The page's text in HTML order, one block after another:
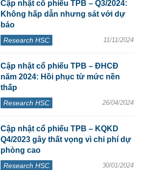
Cập nhật cổ phiếu TPB – Q3/2024:
Không hấp dẫn nhưng sát với dự
báo
Research HSC 11/11/2024
Cập nhật cổ phiếu TPB – ĐHCĐ
năm 2024: Hồi phục từ mức nền
thấp
Research HSC 26/04/2024
Cập nhật cổ phiếu TPB – KQKD
Q4/2023 gây thất vọng vì chi phí dự
phòng cao
Research HSC 30/01/2024